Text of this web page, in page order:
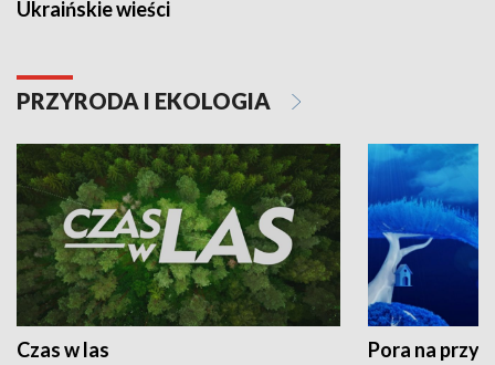
Ukraińskie wieści
PRZYRODA I EKOLOGIA
Czas w las Pora na